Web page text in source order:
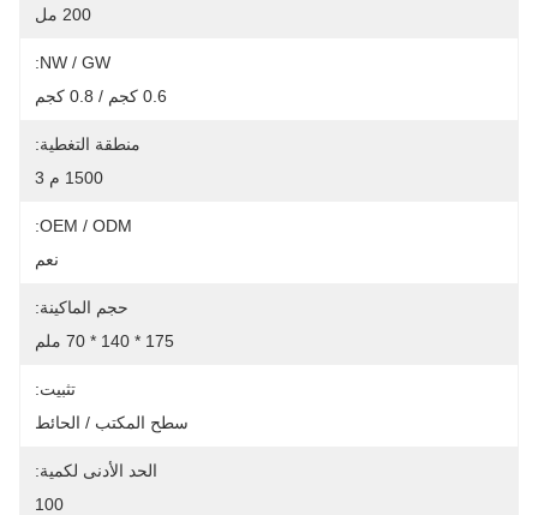
200 مل
NW / GW:
0.6 كجم / 0.8 كجم
منطقة التغطية:
1500 م 3
OEM / ODM:
نعم
حجم الماكينة:
175 * 140 * 70 ملم
تثبيت:
سطح المكتب / الحائط
الحد الأدنى لكمية:
100